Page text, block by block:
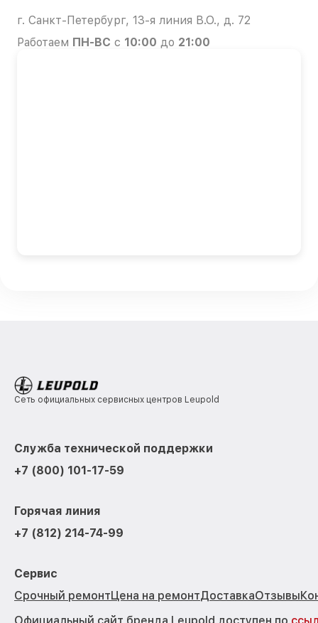
г. Санкт-Петербург, 13-я линия В.О., д. 72
Работаем ПН-ВС с 10:00 до 21:00
Сеть официальных сервисных центров Leupold
Служба технической поддержки
+7 (800) 101-17-59
Горячая линия
+7 (812) 214-74-99
Сервис
Срочный ремонтЦена на ремонтДоставкаОтзывы